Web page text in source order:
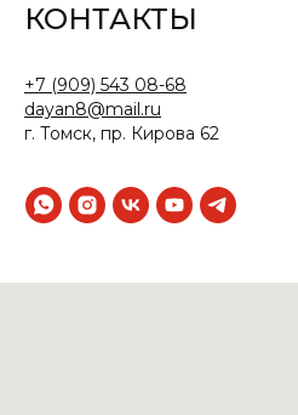
КОНТАКТЫ
+7 (909) 543 08-68
dayan8@mail.ru
г. Томск, пр. Кирова 62